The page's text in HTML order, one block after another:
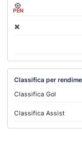
PEN
Classifica per
Classifica Gol
Classifica Assist